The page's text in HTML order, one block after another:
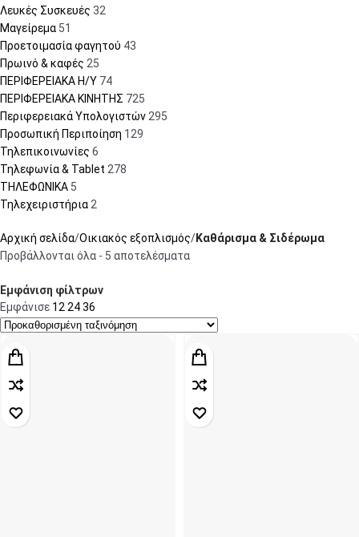
Λευκές Συσκευές 32
Μαγείρεμα 51
Προετοιμασία φαγητού 43
Πρωινό & καφές 25
ΠΕΡΙΦΕΡΕΙΑΚΑ Η/Υ 74
ΠΕΡΙΦΕΡΕΙΑΚΑ ΚΙΝΗΤΗΣ 725
Περιφερειακά Υπολογιστών 295
Προσωπική Περιποίηση 129
Τηλεπικοινωνίες 6
Τηλεφωνία & Tablet 278
ΤΗΛΕΦΩΝΙΚΑ 5
Τηλεχειριστήρια 2
Αρχική σελίδα Οικιακός εξοπλισμός
Καθάρισμα & Σιδέρωμα
Προβάλλονται όλα - 5 αποτελέσματα
Εμφάνιση φίλτρων
Εμφάνισε 12 2436